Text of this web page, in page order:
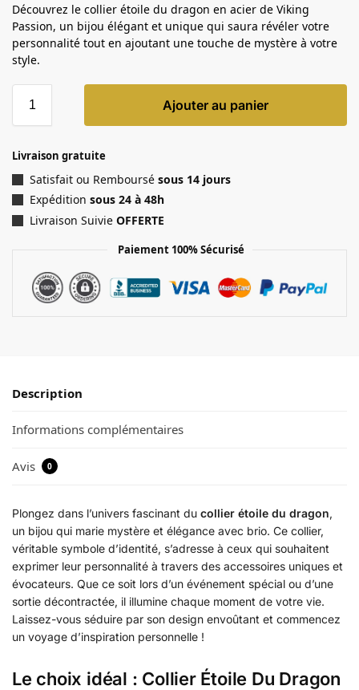
Découvrez le collier étoile du dragon en acier de Viking
Passion, un bijou élégant et unique qui saura révéler votre
personnalité tout en ajoutant une touche de mystère à votre
style.
Ajouter au panier
Livraison gratuite
Satisfait ou Remboursé sous 14 jours
Expédition sous 24 à 48h
Livraison Suivie OFFERTE
Paiement 100% Sécurisé
Description
Informations complémentaires
Avis 0
Plongez dans l’univers fascinant du collier étoile du dragon,
un bijou qui marie mystère et élégance avec brio. Ce collier,
véritable symbole d’identité, s’adresse à ceux qui souhaitent
exprimer leur personnalité à travers des accessoires uniques et
évocateurs. Que ce soit lors d’un événement spécial ou d’une
sortie décontractée, il illumine chaque moment de votre vie.
Laissez-vous séduire par son design envoûtant et commencez
un voyage d’inspiration personnelle !
Le choix idéal : Collier Étoile Du Dragon